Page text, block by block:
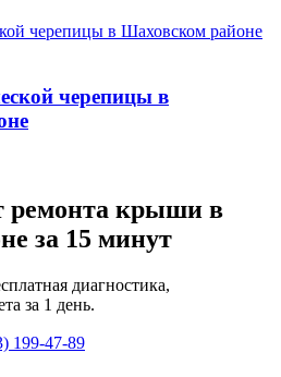
черепицы в
ремонта крыши в
за 15 минут
диагностика,
за 1 день.
199-47-89